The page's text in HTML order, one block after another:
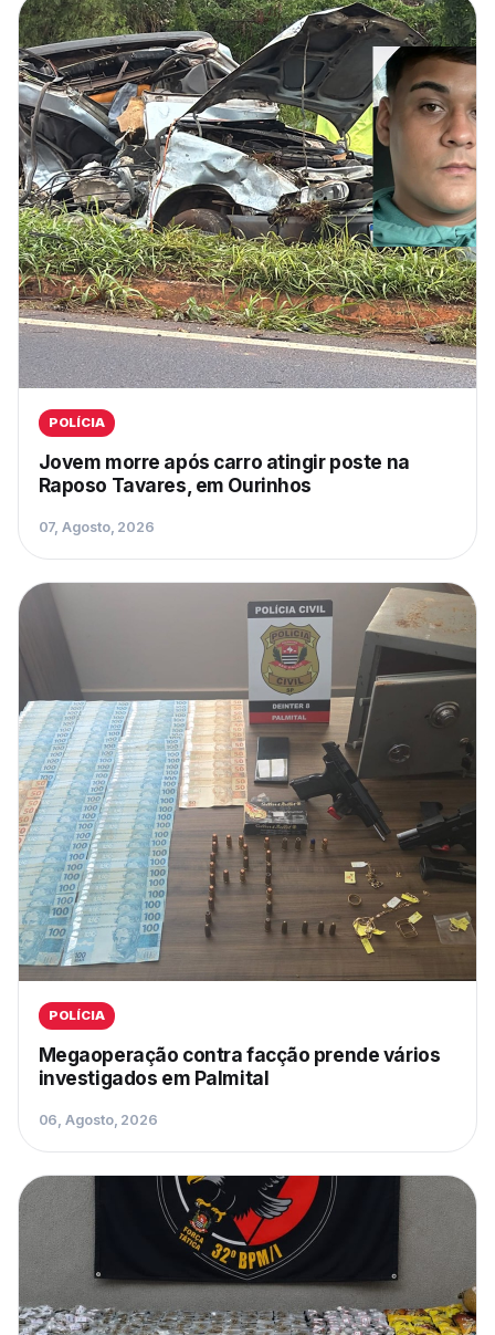
POLÍCIA
Jovem morre após carro atingir poste na
Raposo Tavares, em Ourinhos
07, Agosto, 2026
POLÍCIA
Megaoperação contra facção prende vários
investigados em Palmital
06, Agosto, 2026